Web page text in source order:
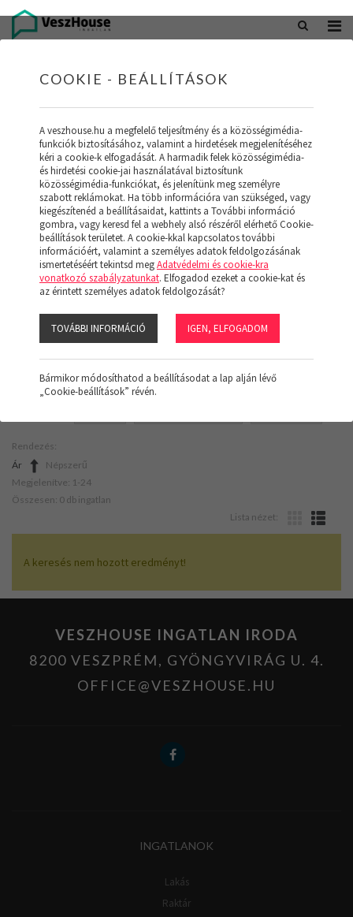
office@veszhouse.hu +36 20 402 5098
INGATLAN KÉSZLETÜNK
(19)
Szűrő megjelenítése
Rendezés:
Ár
Népszerű
Megjelenítve: 1-24
Összesen: 0 db ingatlan
Lista nézet:
A keresés nem hozott eredményt!
VESZHOUSE INGATLAN IRODA
8200 VESZPRÉM, GYÖNGYVIRÁG U. 4.
OFFICE@VESZHOUSE.HU
INGATLANOK
Lakás
Raktár
COOKIE - BEÁLLÍTÁSOK
A veszhouse.hu a megfelelő teljesítmény és a közösségimédia-
funkciók biztosításához, valamint a hirdetések megjelenítéséhez
kéri a cookie-k elfogadását. A harmadik felek közösségimédia-
és hirdetési cookie-jai használatával biztosítunk
közösségimédia-funkciókat, és jelenítünk meg személyre
szabott reklámokat. Ha több információra van szükséged, vagy
kiegészítenéd a beállításaidat, kattints a További információ
gombra, vagy keresd fel a webhely alsó részéről elérhető Cookie-
beállítások területet. A cookie-kkal kapcsolatos további
információért, valamint a személyes adatok feldolgozásának
ismertetéséért tekintsd megAdatvédelmi és cookie-kra
vonatkozó szabályzatunkat. Elfogadod ezeket a cookie-kat és
az érintett személyes adatok feldolgozását?
TOVÁBBI INFORMÁCIÓ IGEN, ELFOGADOM
Bármikor módosíthatod a beállításodat a lap alján lévő
„Cookie-beállítások” révén.